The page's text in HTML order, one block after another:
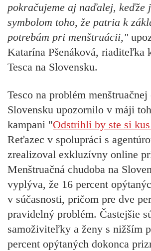
pokračujeme aj naďalej, keďže
symbolom toho, že patria k
potrebám pri menštruácii,"
Katarína Pšenáková, riaditeľka
Tesca na Slovensku.
Tesco na problém
Slovensku upozornilo v máji
kampani "Odstrihli by ste si
Reťazec v spolupráci s
zrealizoval exkluzívny online
Menštruačná chudoba na
vyplýva, že 16 percent
v súčasnosti, pričom pre dve
pravidelný problém. Častejšie
samoživiteľky a ženy s nižším
percent opýtaných dokonca